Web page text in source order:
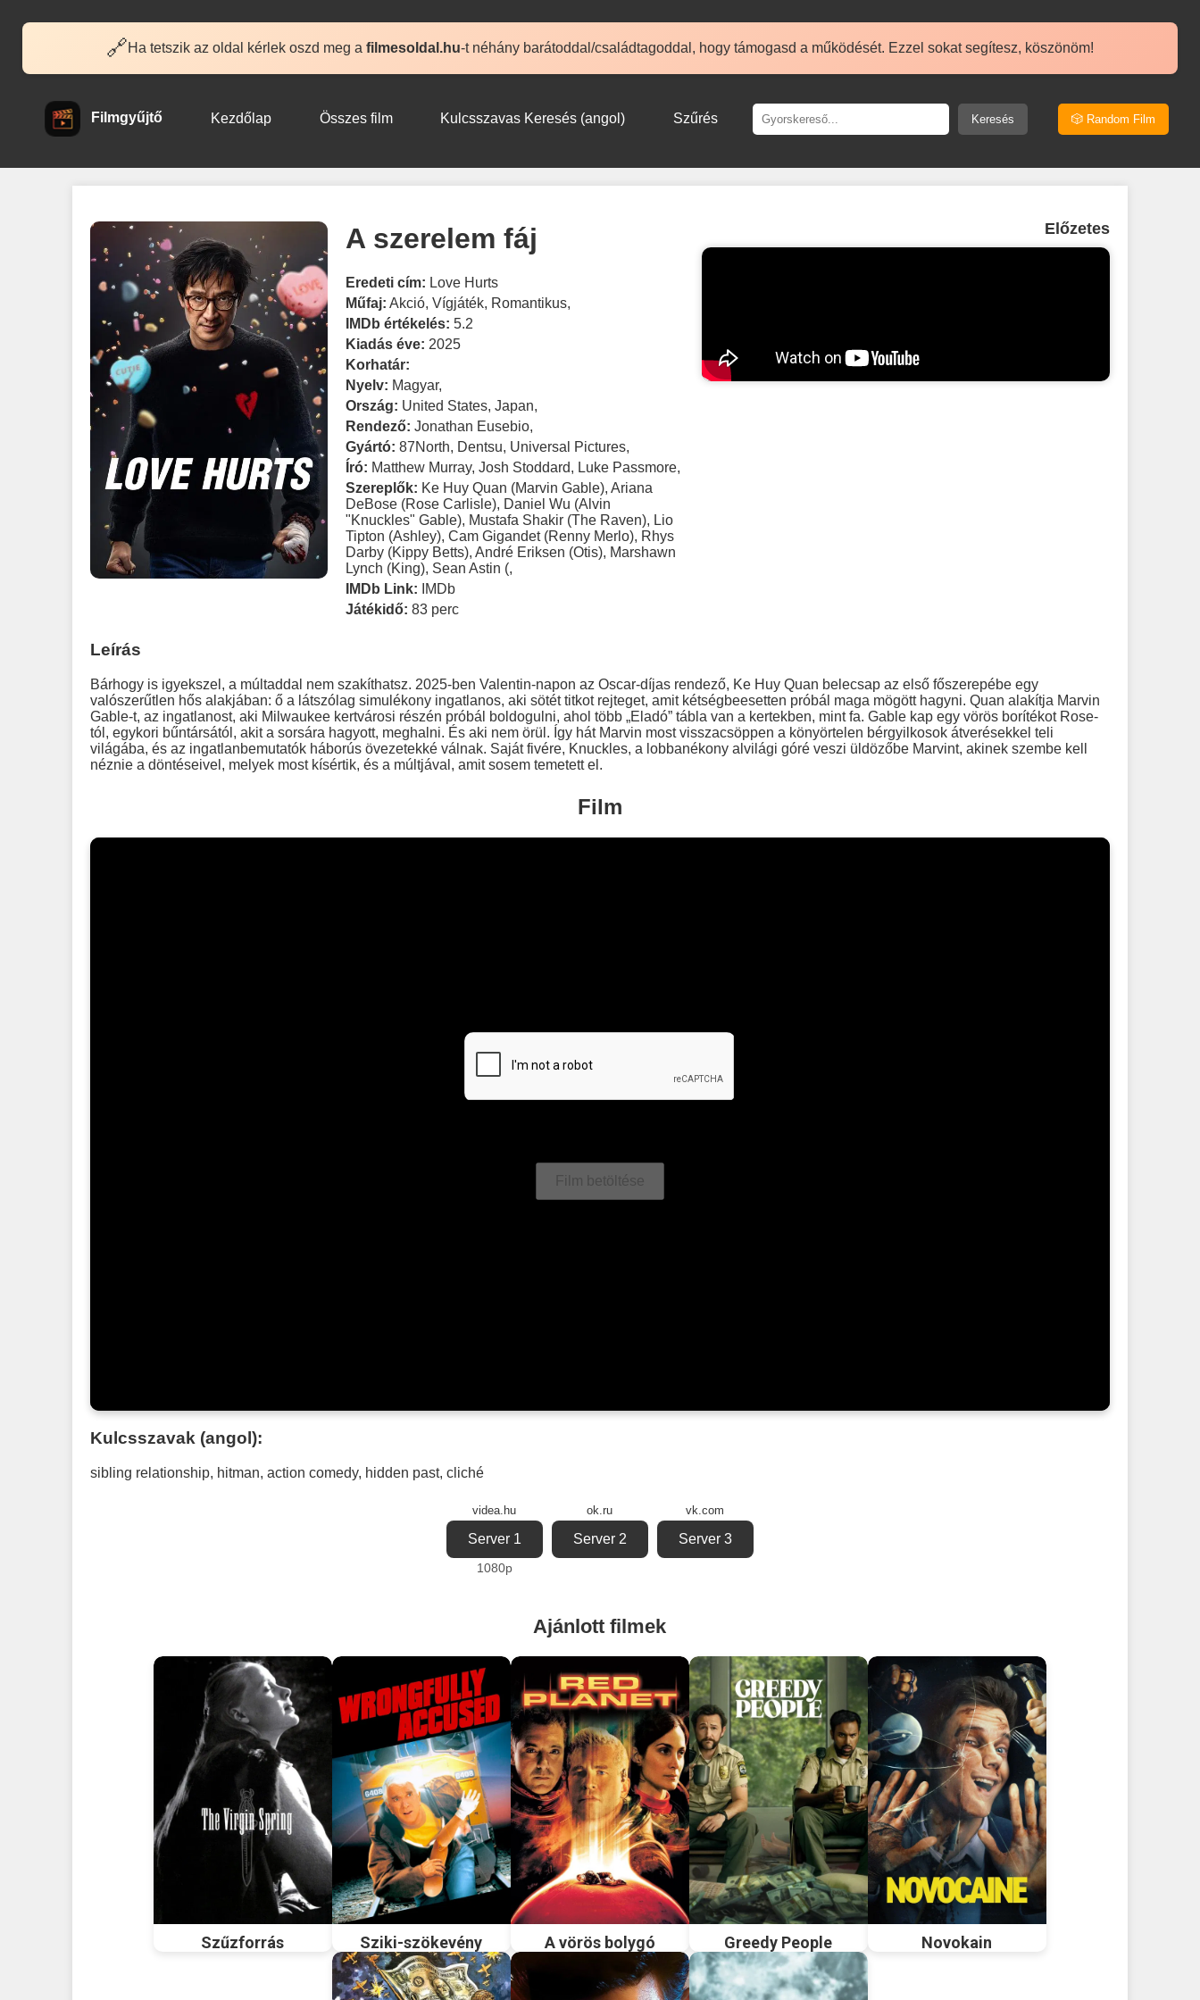
🔗Ha tetszik az oldal kérlek oszd meg a filmesoldal.hu-t néhány barátoddal/családtagoddal, hogy támogasd a működését. Ezzel sokat segítesz, köszönöm!
Filmgyűjtő Kezdőlap Összes film Kulcsszavas Keresés (angol) Szűrés Keresés 🎲 Random Film
A szerelem fáj
Eredeti cím: Love Hurts
Műfaj: Akció,Vígjáték, Romantikus,
IMDb értékelés: 5.2
Kiadás éve: 2025
Korhatár:
Nyelv: Magyar,
Ország: United States,Japan,
Rendező: Jonathan Eusebio,
Gyártó: 87North, Dentsu, Universal Pictures,
Író: Matthew Murray,Josh Stoddard, Luke Passmore,
Szereplők: Ke Huy Quan (Marvin Gable),Ariana
DeBose (Rose Carlisle), Daniel Wu (Alvin
"Knuckles" Gable), Mustafa Shakir (The Raven), Lio
Tipton (Ashley),Cam Gigandet (Renny Merlo), Rhys
Darby (Kippy Betts),André Eriksen (Otis), Marshawn
Lynch (King), Sean Astin (,
IMDb Link:
IMDb
Játékidő: 83 perc
Előzetes
Leírás
Bárhogy is igyekszel, a múltaddal nem szakíthatsz. 2025-ben Valentin-napon az Oscar-díjas rendező, Ke Huy Quan belecsap az első főszerepébe egy
valószerűtlen hős alakjában: ő a látszólag simulékony ingatlanos, aki sötét titkot rejteget, amit kétségbeesetten próbál maga mögött hagyni. Quan alakítja Marvin
Gable-t, az ingatlanost, aki Milwaukee kertvárosi részén próbál boldogulni, ahol több „Eladó” tábla van a kertekben, mint fa. Gable kap egy vörös borítékot Rose-
tól, egykori bűntársától, akit a sorsára hagyott, meghalni. És aki nem örül. Így hát Marvin most visszacsöppen a könyörtelen bérgyilkosok átverésekkel teli
világába, és az ingatlanbemutatók háborús övezetekké válnak. Saját fivére, Knuckles, a lobbanékony alvilági góré veszi üldözőbe Marvint, akinek szembe kell
néznie a döntéseivel, melyek most kísértik, és a múltjával, amit sosem temetett el.
Film
Film betöltése
Kulcsszavak (angol):
sibling relationship, hitman, action comedy, hidden past, cliché
videa.hu
Server 1
1080p
ok.ru
Server 2
vk.com
Server 3
Ajánlott filmek
Szűzforrás Sziki-szökevény A vörös bolygó Greedy People Novokain